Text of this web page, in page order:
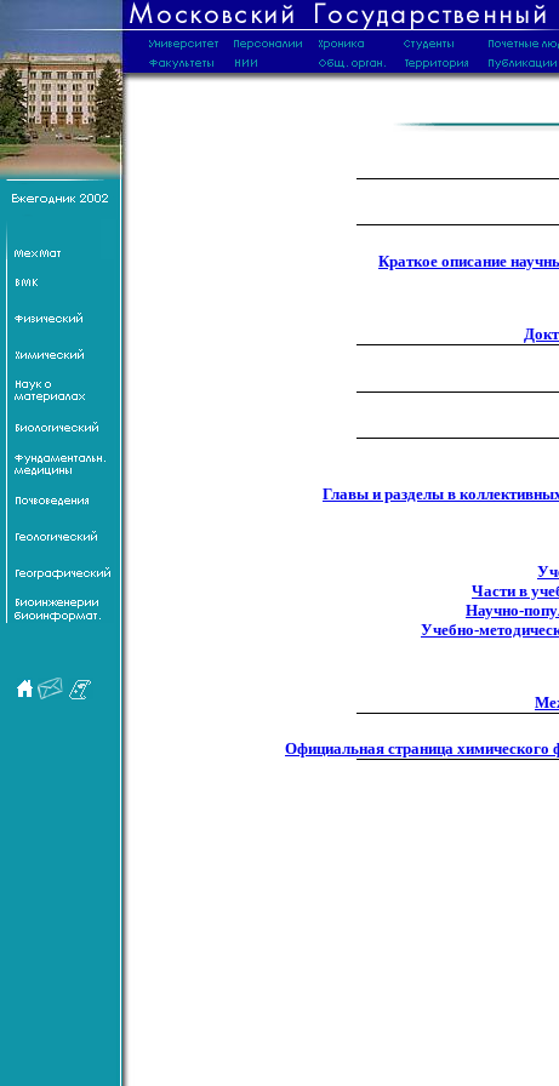
Краткое описание
Главы и разделы в
Части в
Научно-
Учебно-
Официальная страница